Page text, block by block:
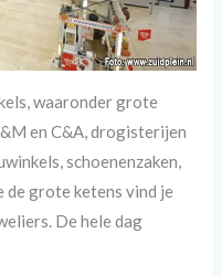
waaronder grote
en C&A, drogisterijen
schoenenzaken,
de grote ketens vind je
De hele dag